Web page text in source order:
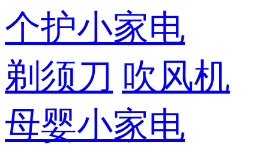
个护小家电
剃须刀 吹风机
母婴小家电